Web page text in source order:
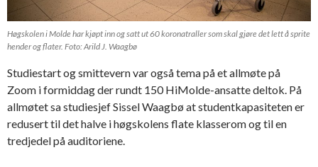
Høgskolen i Molde har kjøpt inn og satt ut 60 koronatraller som skal gjøre det lett å sprite
hender og flater. Foto: Arild J. Waagbø
Studiestart og smittevern var også tema på et allmøte på
Zoom i formiddag der rundt 150 HiMolde-ansatte deltok. På
allmøtet sa studiesjef Sissel Waagbø at studentkapasiteten er
redusert til det halve i høgskolens flate klasserom og til en
tredjedel på auditoriene.